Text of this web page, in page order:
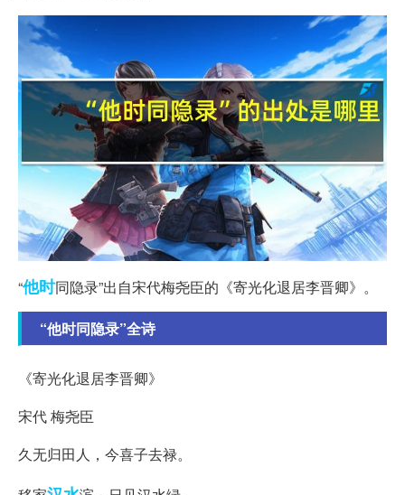
“他时同隐录”出自宋代梅尧臣的《寄光化退居李晋卿》。
“他时同隐录”全诗
《寄光化退居李晋卿》
宋代 梅尧臣
久无归田人，今喜子去禄。